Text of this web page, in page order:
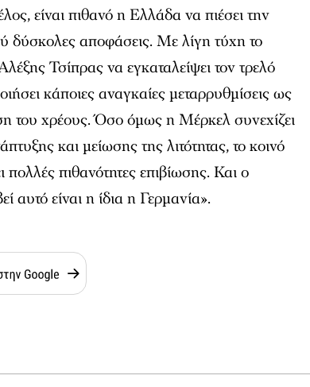
είναι πιθανό η Ελλάδα να πιέσει την
δύσκολες αποφάσεις. Με λίγη τύχη το
Τσίπρας να εγκαταλείψει τον τρελό
κάποιες αναγκαίες μεταρρυθμίσεις ως
του χρέους. Όσο όμως η Μέρκελ συνεχίζει
και μείωσης της λιτότητας, το κοινό
πιθανότητες επιβίωσης. Και ο
αυτό είναι η ίδια η Γερμανία».